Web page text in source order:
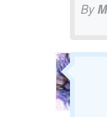
By